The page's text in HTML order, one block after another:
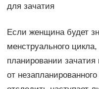
для зачатия
Если женщина будет
менструального
планировании
от